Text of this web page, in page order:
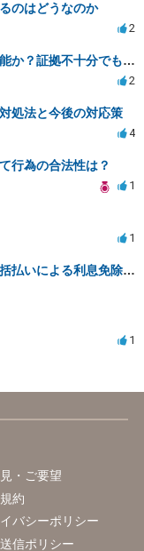
のはどうなのか
2
借金返済で過払い分の返還請求は可能か？証拠不十分でも弁護士に相談したい
2
処法と今後の対応策
4
行為の合法性は？
1
1
相続した保証債務について、元金一括払いによる利息免除の交渉は可能でしょうか
1
・ご要望
約
バシーポリシー
信ポリシー